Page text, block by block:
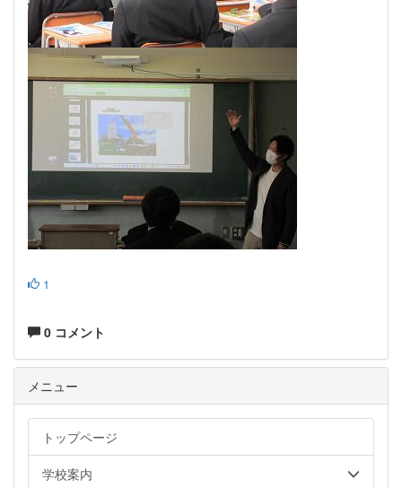
1
0 コメント
メニュー
トップページ
学校案内